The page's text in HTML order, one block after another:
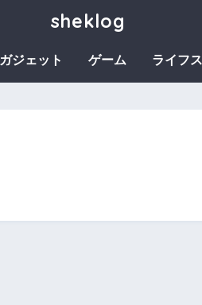
sheklog
ガジェット ゲーム ライフ